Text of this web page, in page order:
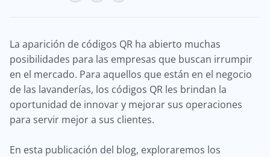
La aparición de códigos QR ha abierto muchas
posibilidades para las empresas que buscan irrumpir
en el mercado. Para aquellos que están en el negocio
de las lavanderías, los códigos QR les brindan la
oportunidad de innovar y mejorar sus operaciones
para servir mejor a sus clientes.
En esta publicación del blog, exploraremos los